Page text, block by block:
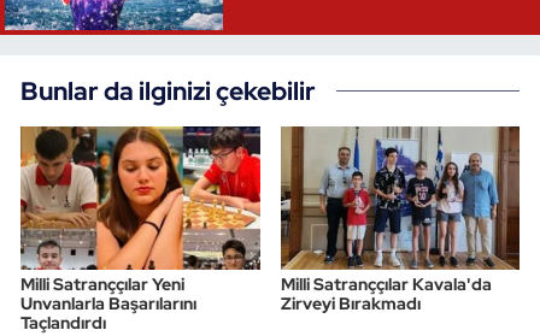
Bunlar da ilginizi çekebilir
Milli Satranççılar Yeni
Unvanlarla Başarılarını
Taçlandırdı
Milli Satranççılar Kavala'da
Zirveyi Bırakmadı